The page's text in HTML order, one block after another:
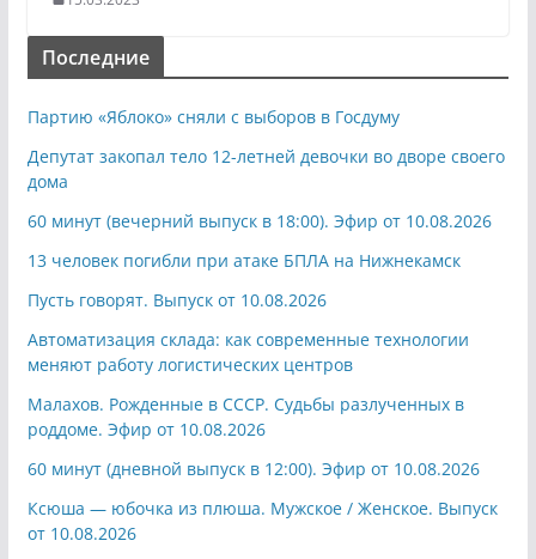
Последние
Партию «Яблоко» сняли с выборов в Госдуму
Депутат закопал тело 12-летней девочки во дворе своего
дома
60 минут (вечерний выпуск в 18:00). Эфир от 10.08.2026
13 человек погибли при атаке БПЛА на Нижнекамск
Пусть говорят. Выпуск от 10.08.2026
Автоматизация склада: как современные технологии
меняют работу логистических центров
Малахов. Рожденные в СССР. Судьбы разлученных в
роддоме. Эфир от 10.08.2026
60 минут (дневной выпуск в 12:00). Эфир от 10.08.2026
Ксюша — юбочка из плюша. Мужское / Женское. Выпуск
от 10.08.2026